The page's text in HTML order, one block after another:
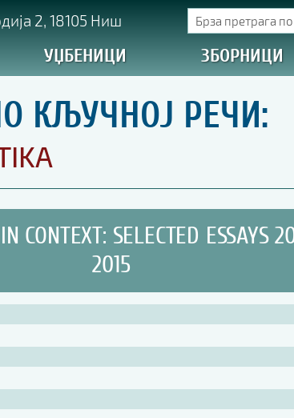
2, 18105 Ниш
УЏБЕНИЦИ ЗБОРНИЦИ
КЉУЧНОЈ РЕЧИ:
CONTEXT: SELECTED ESSAYS
2015